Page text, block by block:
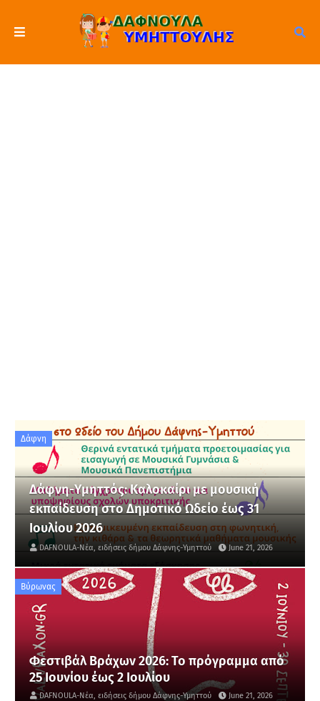
Δάφνη
Δάφνη-Υμηττός: Καλοκαίρι με μουσική
εκπαίδευση στο Δημοτικό Ωδείο έως 31
Ιουλίου 2026
DAFNOULA-Νέα, ειδήσεις δήμου Δάφνης-Υμηττού June 21, 2026
Βύρωνας
Φεστιβάλ Βράχων 2026: Το πρόγραμμα από
25 Ιουνίου έως 2 Ιουλίου
DAFNOULA-Νέα, ειδήσεις δήμου Δάφνης-Υμηττού June 21, 2026